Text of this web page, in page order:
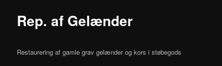
Rep. af Gelænder
Restaurering af gamle grav gelænder og kors i støbegods